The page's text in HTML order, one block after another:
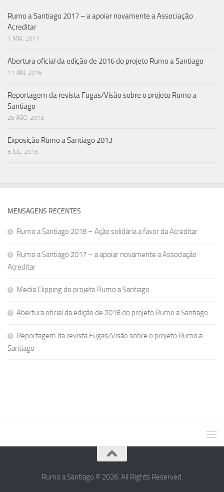
Rumo a Santiago 2017 – a apoiar novamente a Associação
Acreditar
1 MAI, 2017
Abertura oficial da edição de 2016 do projeto Rumo a Santiago
11 JAN, 2016
Reportagem da revista Fugas/Visão sobre o projeto Rumo a
Santiago
25 AGO, 2013
Exposição Rumo a Santiago 2013
8 JUL, 2013
MENSAGENS RECENTES
Rumo a Santiago 2018 – Ação solidária a favor da Acreditar
Rumo a Santiago 2017 – a apoiar novamente a Associação
Acreditar
Media Clipping do projeto Rumo a Santiago
Abertura oficial da edição de 2016 do projeto Rumo a Santiago
Reportagem da revista Fugas/Visão sobre o projeto Rumo a
Santiago
Rumo a Santiago © 2026. All Rights Reserved.